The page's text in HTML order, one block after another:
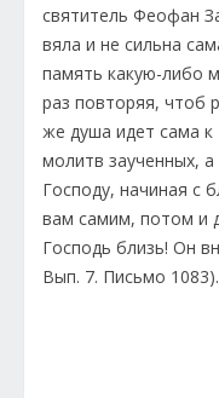
святитель Феофан
вяла и не сильна
память какую-либо
раз повторяя, чтоб
же душа идет сама к
молитв заученных,
Господу, начиная с
вам самим, потом и
Господь близь! Он
Вып. 7. Письмо 1083).